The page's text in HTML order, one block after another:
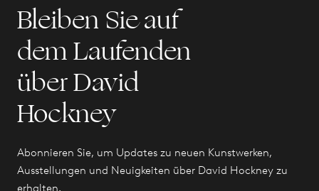
Bleiben Sie auf
dem Laufenden
über David
Hockney
Abonnieren Sie, um Updates zu neuen Kunstwerken,
Ausstellungen und Neuigkeiten über David Hockney zu
erhalten.